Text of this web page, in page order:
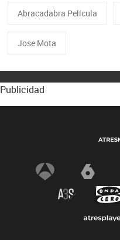
Abracadabra Película
Jose Mota
Publicidad